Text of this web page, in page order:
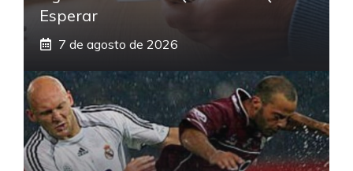
Esperar
7 de agosto de 2026